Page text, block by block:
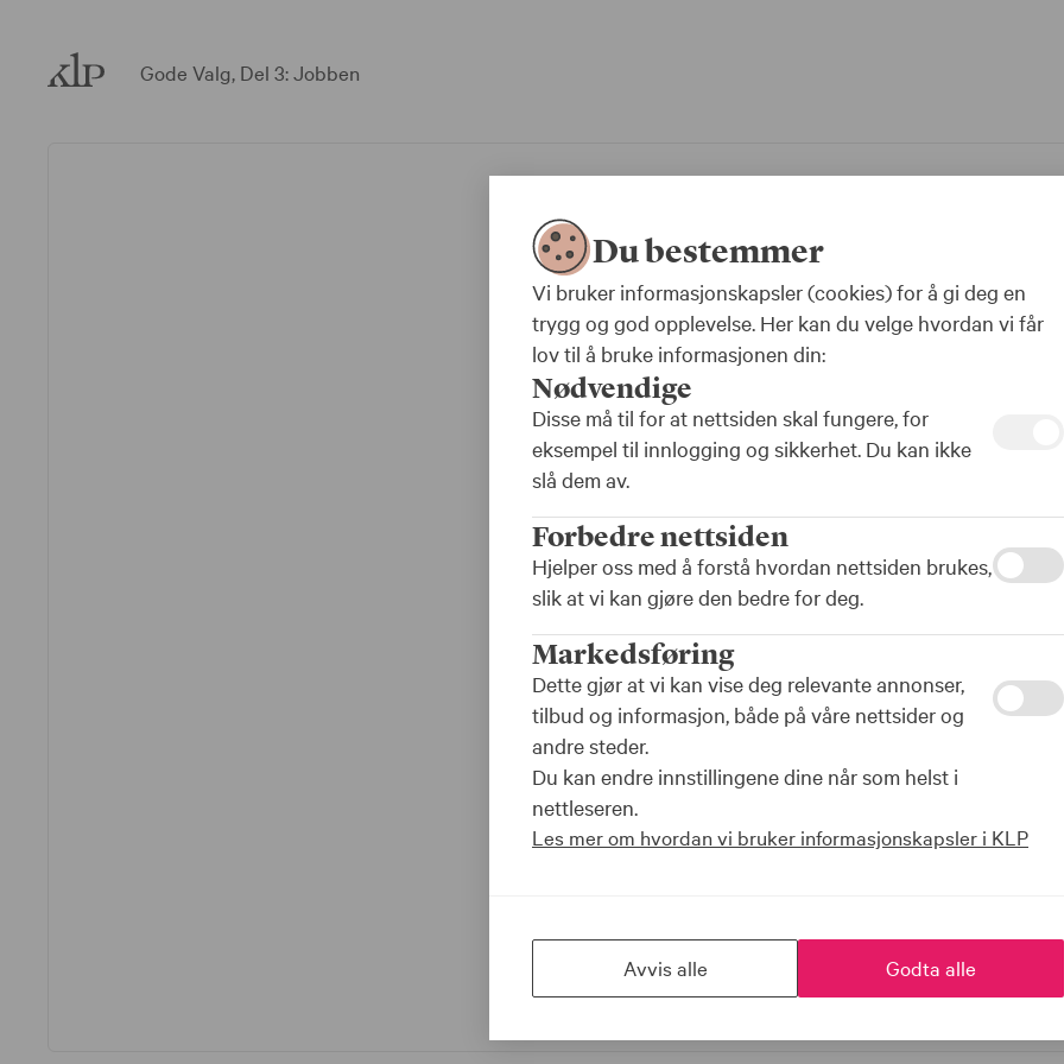
klp.noGode Valg, Del 3: Jobben
Du bestemmer
Vi bruker informasjonskapsler (cookies) for å gi deg en
trygg og god opplevelse. Her kan du velge hvordan vi får
lov til å bruke informasjonen din:
Nødvendige
Disse må til for at nettsiden skal fungere, for
eksempel til innlogging og sikkerhet. Du kan ikke
slå dem av.
Forbedre nettsiden
Hjelper oss med å forstå hvordan nettsiden brukes,
slik at vi kan gjøre den bedre for deg.
Markedsføring
Dette gjør at vi kan vise deg relevante annonser,
tilbud og informasjon, både på våre nettsider og
andre steder.
Du kan endre innstillingene dine når som helst i
nettleseren.
Les mer om hvordan vi bruker informasjonskapsler i KLP
Avvis alle Godta alle